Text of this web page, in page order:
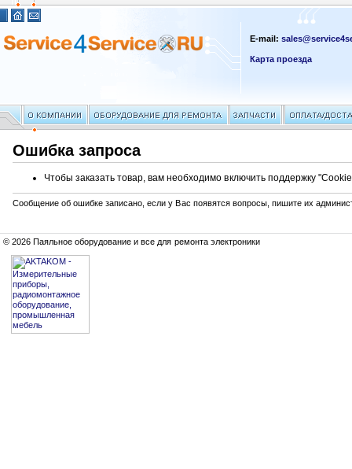
E-mail:
Карта проезда
Ошибка запроса
Чтобы заказать товар, вам необходимо включить поддержку
Сообщение об ошибке записано, если у Вас появятся вопросы, пишите их
© 2026 Паяльное оборудование и все для ремонта электроники